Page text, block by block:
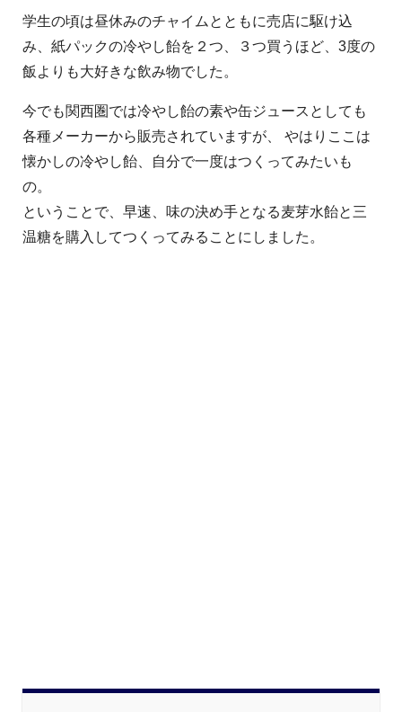
学生の頃は昼休みのチャイムとともに売店に駆け込
み、紙パックの冷やし飴を２つ、３つ買うほど、3度の
飯よりも大好きな飲み物でした。
今でも関西圏では冷やし飴の素や缶ジュースとしても
各種メーカーから販売されていますが、 やはりここは
懐かしの冷やし飴、自分で一度はつくってみたいも
の。
ということで、早速、味の決め手となる麦芽水飴と三
温糖を購入してつくってみることにしました。